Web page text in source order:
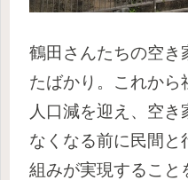
鶴田さんたちの空き
たばかり。これから
人口減を迎え、空
なくなる前に民間と
組みが実現すること